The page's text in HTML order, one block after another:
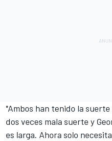
"Ambos han tenido la
dos veces mala suerte y
es larga. Ahora solo